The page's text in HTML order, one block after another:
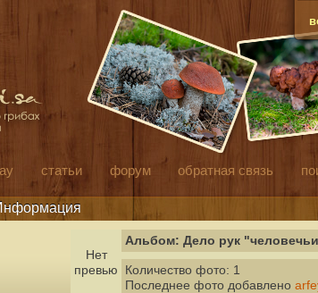
статьи форум обратная связь
Нет
превью
Альбом: Дело рук
Количество фото: 1
Последнее фото добавлено